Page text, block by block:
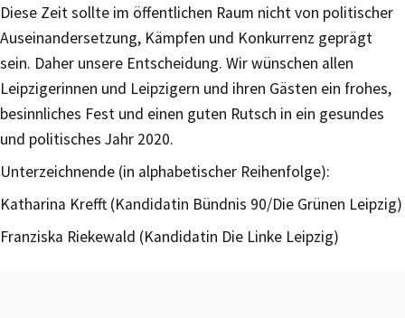
Diese Zeit sollte im öffentlichen Raum nicht von politischer
Auseinandersetzung, Kämpfen und Konkurrenz geprägt
sein. Daher unsere Entscheidung. Wir wünschen allen
Leipzigerinnen und Leipzigern und ihren Gästen ein frohes,
besinnliches Fest und einen guten Rutsch in ein gesundes
und politisches Jahr 2020.
Unterzeichnende (in alphabetischer Reihenfolge):
Katharina Krefft (Kandidatin Bündnis 90/Die Grünen Leipzig)
Franziska Riekewald (Kandidatin Die Linke Leipzig)